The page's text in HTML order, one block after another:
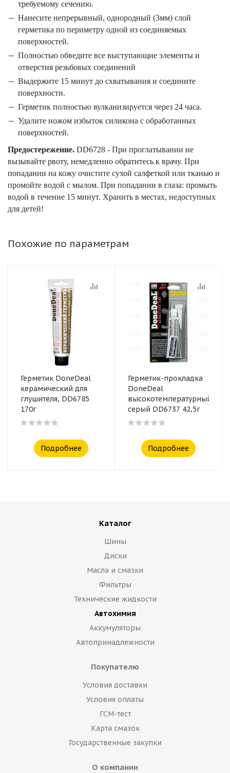
требуемому сечению.
Нанесите непрерывный, однородный (3мм) слой
герметика по периметру одной из соединяемых
поверхностей.
Полностью обведите все выступающие элементы и
отверстия резьбовых соединений
Выдержите 15 минут до схватывания и соедините
поверхности.
Герметик полностью вулканизируется через 24 часа.
Удалите ножом избыток силикона с обработанных
поверхностей.
Предостережение. DD6728 - При проглатывании не
вызывайте рвоту, немедленно обратитесь к врачу. При
попадании на кожу очистите сухой салфеткой или тканью и
промойте водой с мылом. При попадании в глаза: промыть
водой в течение 15 минут. Хранить в местах, недоступных
для детей!
Похожие по параметрам
Герметик DoneDeal
керамический для
глушителя, DD6785
170г
Подробнее
Герметик-прокладка
DoneDeal
высокотемпературный
серый DD6737 42,5г
Подробнее
Каталог
Шины
Диски
Масла и смазки
Фильтры
Технические жидкости
Автохимия
Аккумуляторы
Автопринадлежности
Покупателю
Условия доставки
Условия оплаты
ГСМ-тест
Карта смазок
Государственные закупки
О компании